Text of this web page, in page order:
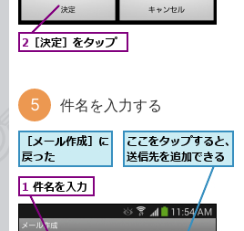
件名を入力する